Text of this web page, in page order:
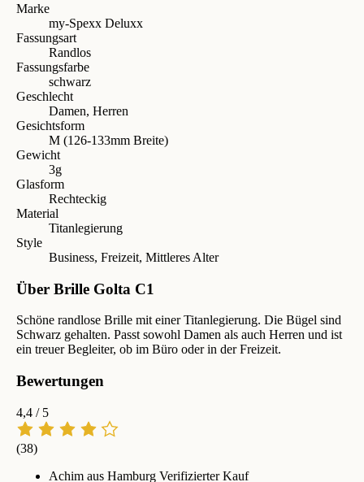
Marke
my-Spexx Deluxx
Fassungsart
Randlos
Fassungsfarbe
schwarz
Geschlecht
Damen, Herren
Gesichtsform
M (126-133mm Breite)
Gewicht
3g
Glasform
Rechteckig
Material
Titanlegierung
Style
Business, Freizeit, Mittleres Alter
Über Brille Golta C1
Schöne randlose Brille mit einer Titanlegierung. Die Bügel sind
Schwarz gehalten. Passt sowohl Damen als auch Herren und ist
ein treuer Begleiter, ob im Büro oder in der Freizeit.
Bewertungen
4,4 / 5
(38)
Achim aus Hamburg Verifizierter Kauf